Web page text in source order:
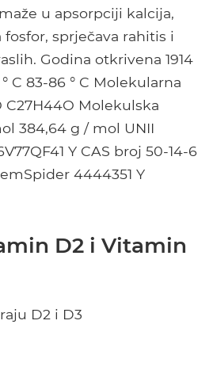
u apsorpciji kalcija,
sprječava rahitis i
Godina otkrivena 1914
° C 83-86 ° C Molekularna
Molekulska
384,64 g / mol UNII
Y CAS broj 50-14-6
4444351 Y
D2 i Vitamin
D2 i D3